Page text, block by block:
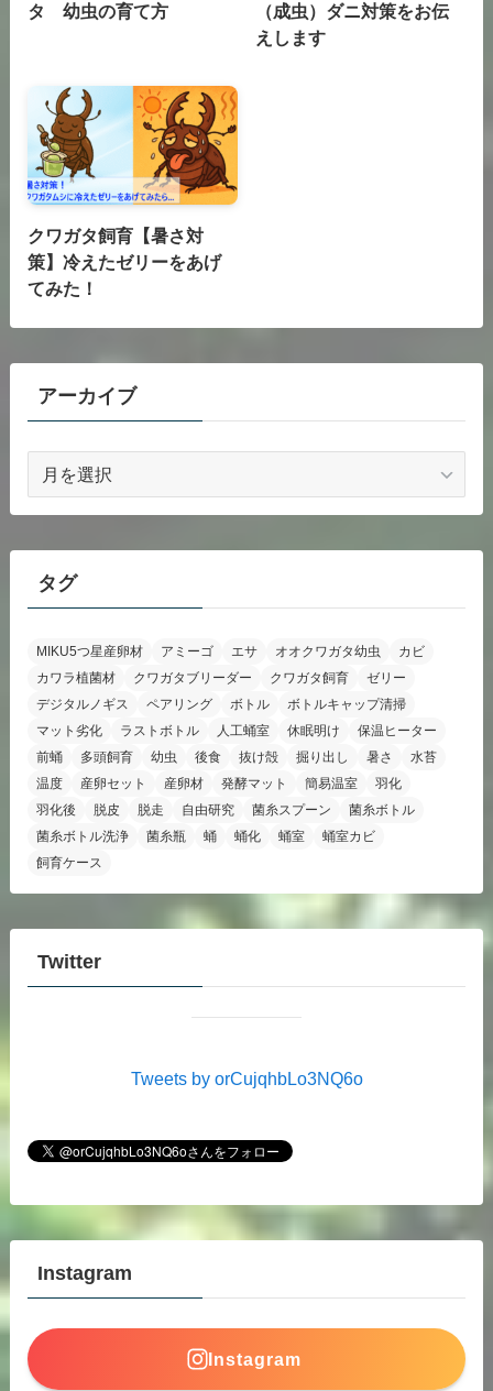
タ 幼虫の育て方
（成虫）ダニ対策をお伝
えします
クワガタ飼育【暑さ対
策】冷えたゼリーをあげ
てみた！
アーカイブ
カ
イ
タグ
MIKU5つ星産卵材 アミーゴ エサ オオクワガタ幼虫
カビ
カワラ植菌材
クワガタブリーダー クワガタ飼育
ゼリー
デジタルノギス
ペアリング ボトル
ボトルキャップ清掃
マット劣化
ラストボトル 人工蛹室 休眠明け
保温ヒーター
前蛹
多頭飼育 幼虫 後食 抜け殻 掘り出し 暑さ
水苔
温度
産卵セット 産卵材 発酵マット 簡易温室
羽化
羽化後
脱皮 脱走 自由研究 菌糸スプーン
菌糸ボトル
菌糸ボトル洗浄
菌糸瓶 蛹 蛹化 蛹室
蛹室カビ
飼育ケース
Twitter
Tweets by orCujqhbLo3NQ6o
Instagram
Instagram